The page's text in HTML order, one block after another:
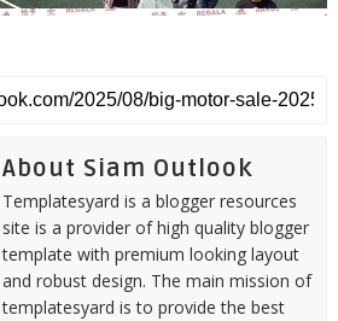
About Siam Outlook
Templatesyard is a blogger resources
site is a provider of high quality blogger
template with premium looking layout
and robust design. The main mission of
templatesyard is to provide the best